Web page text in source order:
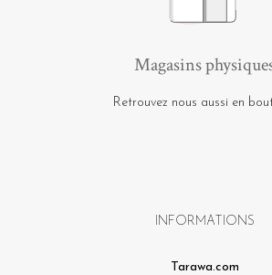
Magasins
Retrouvez nous aussi en
INFORMATIONS
Tarawa.com